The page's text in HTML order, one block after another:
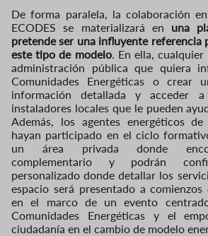
De forma paralela, la colaboración
ECODES se materializará en una
pretende ser una influyente referencia
este tipo de modelo. En ella, cualquier
administración pública que quiera
Comunidades Energéticas o crear
información detallada y acceder
instaladores locales que le pueden
Además, los agentes energéticos
hayan participado en el ciclo
un área privada donde
complementario y podrán
personalizado donde detallar los
espacio será presentado a
en el marco de un evento
Comunidades Energéticas y el
ciudadanía en el cambio de modelo